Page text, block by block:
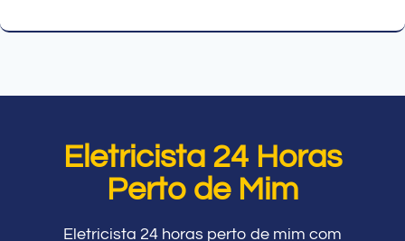
Eletricista 24 Horas
Perto de Mim
Eletricista 24 horas perto de mim com